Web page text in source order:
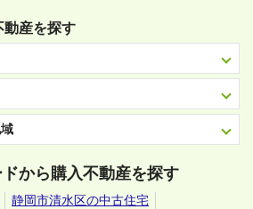
動産を探す
から購入不動産を探す
静岡市清水区の中古住宅